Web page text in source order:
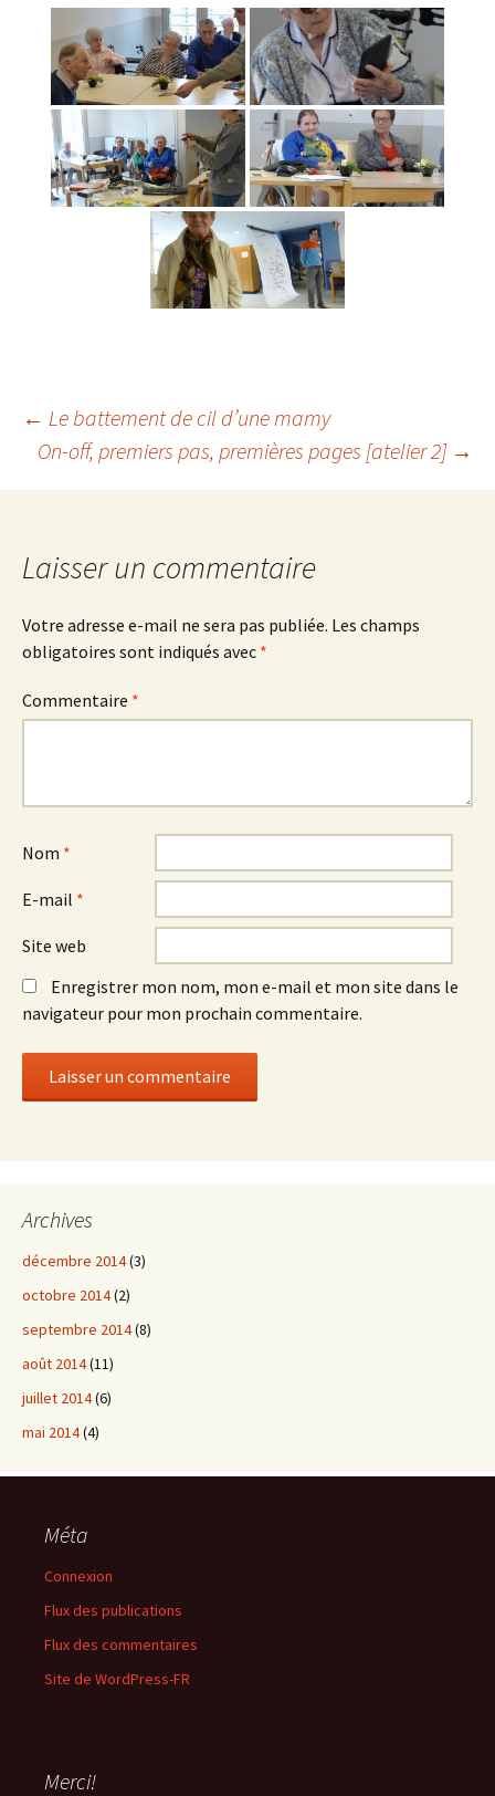
Navigation
des
articles
← Le battement de cil d’une mamy
On-off, premiers pas, premières pages [atelier 2] →
Laisser un commentaire
Votre adresse e-mail ne sera pas publiée. Les champs
obligatoires sont indiqués avec *
Commentaire *
Nom *
E-mail *
Site web
Enregistrer mon nom, mon e-mail et mon site dans le
navigateur pour mon prochain commentaire.
Archives
décembre 2014(3)
octobre 2014(2)
septembre 2014(8)
août 2014(11)
juillet 2014(6)
mai 2014(4)
Méta
Connexion
Flux des publications
Flux des commentaires
Site de WordPress-FR
Merci!